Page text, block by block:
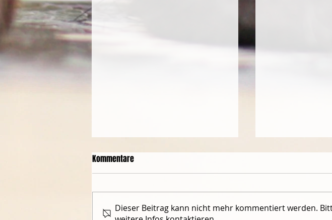
Kommentare
Dieser Beitrag kann nicht mehr kommentiert werden.